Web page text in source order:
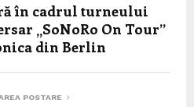
în cadrul turneului
„SoNoRo On Tour”
din Berlin
POSTARE